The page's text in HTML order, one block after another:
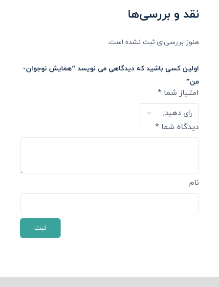
نقد و بررسی‌ها
هنوز بررسی‌ای ثبت نشده است.
اولین کسی باشید که دیدگاهی می نویسد “همایش نوجوان-
من”
امتیاز شما *
دیدگاه شما *
نام